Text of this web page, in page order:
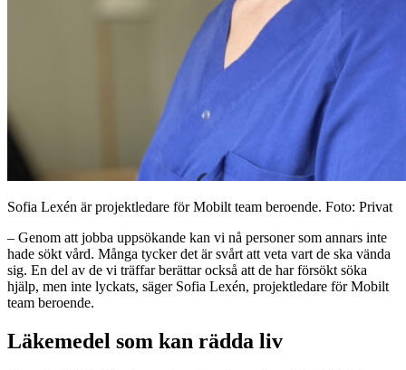
Sofia Lexén är projektledare för Mobilt team beroende. Foto: Privat
– Genom att jobba uppsökande kan vi nå personer som annars inte
hade sökt vård. Många tycker det är svårt att veta vart de ska vända
sig. En del av de vi träffar berättar också att de har försökt söka
hjälp, men inte lyckats, säger Sofia Lexén, projektledare för Mobilt
team beroende.
Läkemedel som kan rädda liv